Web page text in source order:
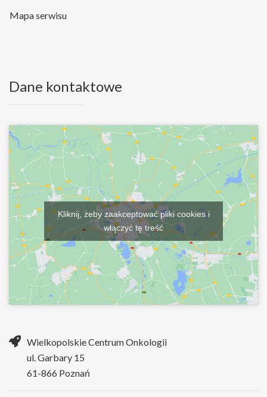
Mapa serwisu
Dane kontaktowe
Kliknij, żeby zaakceptować pliki cookies i
włączyć tę treść
Wielkopolskie Centrum Onkologii
ul. Garbary 15
61-866 Poznań